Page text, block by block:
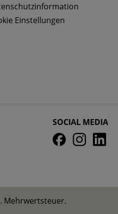
Einstellungen
SOCIAL MEDIA
Mehrwertsteuer.